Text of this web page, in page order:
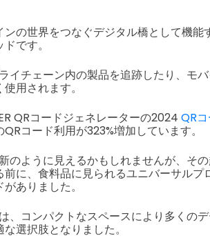
の世界をつなぐデジタル橋として機
です。
イチェーン内の製品を追跡したり、モ
用されます。
QRコードジェネレーターの2024 QR
コード利用が323%増加しています。
のように見えるかもしれませんが、そ
に、食料品に見られるユニバーサル
ありました。
、コンパクトなスペースにより多くの
選択肢となりました。